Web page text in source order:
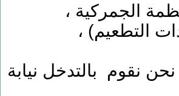
الجمركية ،
التطعيم) ،
نقوم بالتدخل نيابة